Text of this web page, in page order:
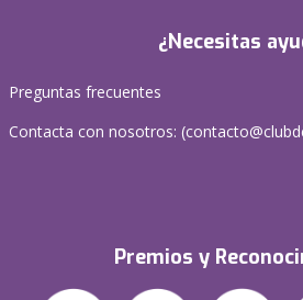
¿Necesitas
Preguntas frecuentes
Contacta con nosotros: (
Premios y